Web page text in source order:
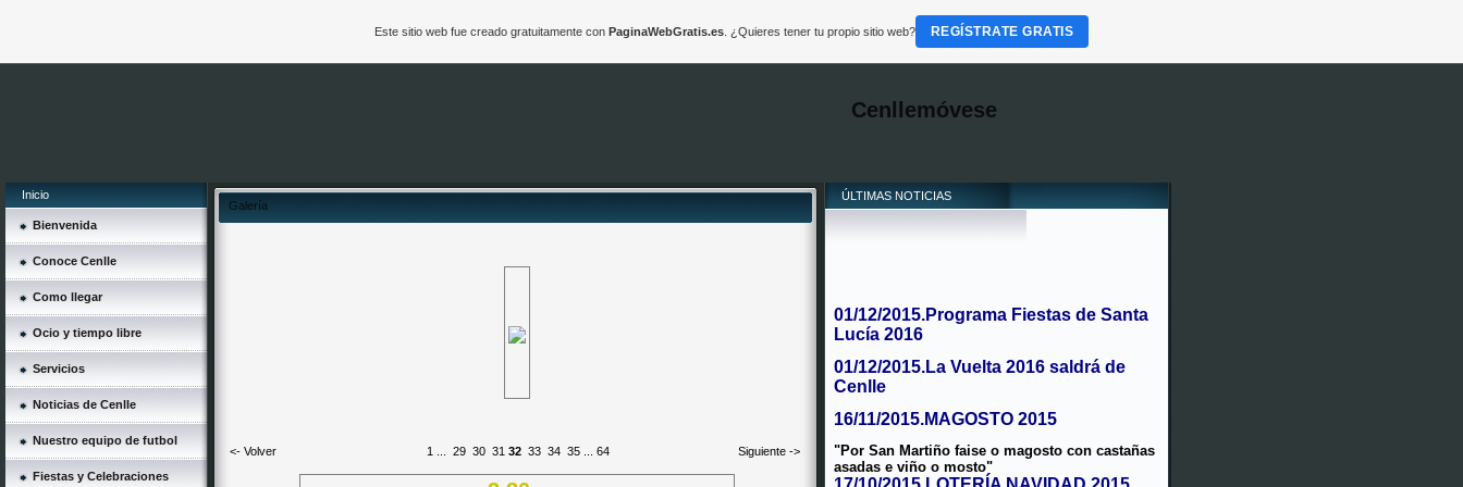
Cenllemóvese
Inicio
Bienvenida
Conoce Cenlle
Como llegar
Ocio y tiempo libre
Servicios
Noticias de Cenlle
Nuestro equipo de futbol
Fiestas y Celebraciones
Galería
<- Volver 1 29 30 31 32 33 34 35 64 Siguiente ->
ÚLTIMAS NOTICIAS
01/12/2015.Programa Fiestas de Santa
Lucía 2016
01/12/2015.La Vuelta 2016 saldrá de
Cenlle
16/11/2015.MAGOSTO 2015
"Por San Martiño faise o magosto con castañas
asadas e viño o mosto"
17/10/2015.LOTERÍA NAVIDAD 2015
Este sitio web fue creado gratuitamente con PaginaWebGratis.es. ¿Quieres tener tu propio sitio web? REGÍSTRATE GRATIS